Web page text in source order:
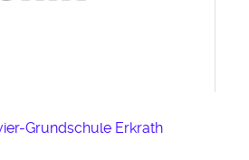
Grundschule Erkrath